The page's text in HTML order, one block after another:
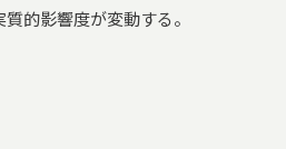
的影響度が変動する。